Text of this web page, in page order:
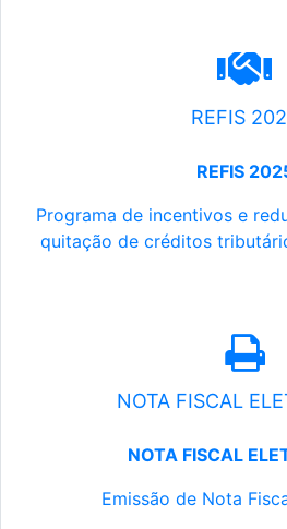
REFIS
REFIS
Programa de incentivos e
quitação de créditos
NOTA FISCAL
NOTA FISCAL
Emissão de Nota